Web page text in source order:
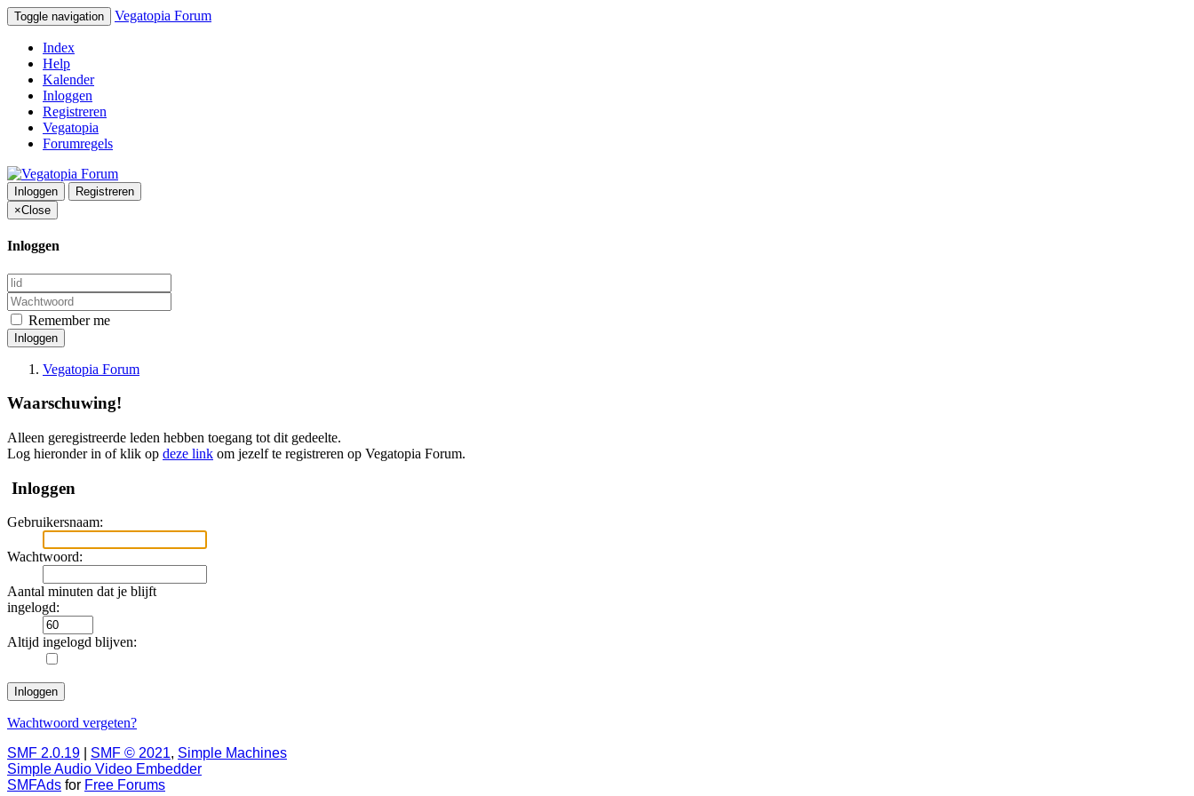
Toggle navigation Vegatopia Forum
Index
Help
Kalender
Inloggen
Registreren
Vegatopia
Forumregels
Inloggen
Registreren
×Close
Inloggen
Remember me
Inloggen
Vegatopia Forum
Waarschuwing!
Alleen geregistreerde leden hebben toegang tot dit gedeelte.
Log hieronder in of klik op deze link om jezelf te registreren op Vegatopia Forum.
Inloggen
Gebruikersnaam:
Wachtwoord:
Aantal minuten dat je blijft
ingelogd:
Altijd ingelogd blijven:
Wachtwoord vergeten?
SMF 2.0.19
SMF © 2021, Simple Machines
Simple Audio Video Embedder
SMFAds for Free Forums